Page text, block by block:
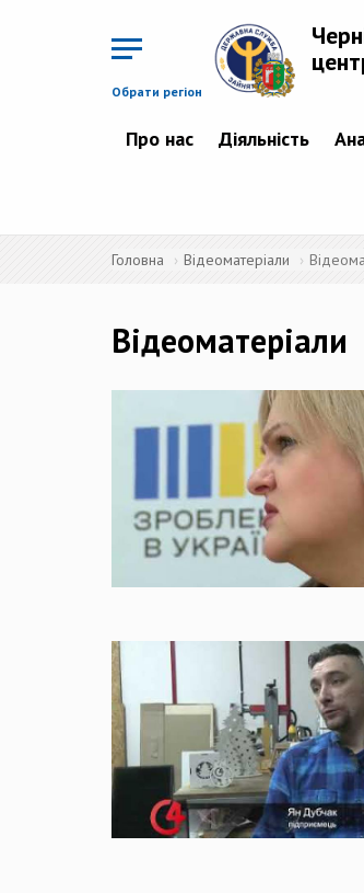
Обрати регіон
Про нас Діяльність
Головна Відеоматеріали
Відеоматеріали